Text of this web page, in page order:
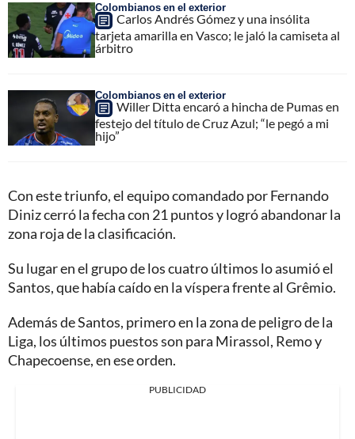
Colombianos en el exterior
Carlos Andrés Gómez y una insólita
tarjeta amarilla en Vasco; le jaló la camiseta al
árbitro
Colombianos en el exterior
Willer Ditta encaró a hincha de Pumas en
festejo del título de Cruz Azul; “le pegó a mi
hijo”
Con este triunfo, el equipo comandado por Fernando
Diniz cerró la fecha con 21 puntos y logró abandonar la
zona roja de la clasificación.
Su lugar en el grupo de los cuatro últimos lo asumió el
Santos, que había caído en la víspera frente al Grêmio.
Además de Santos, primero en la zona de peligro de la
Liga, los últimos puestos son para Mirassol, Remo y
Chapecoense, en ese orden.
PUBLICIDAD